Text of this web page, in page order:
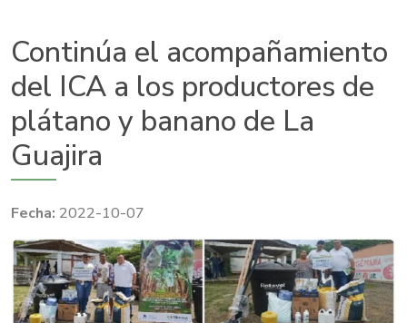
Continúa el acompañamiento
del ICA a los productores de
plátano y banano de La
Guajira
2022-10-07